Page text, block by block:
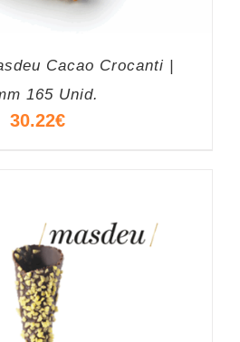
Cacao Crocanti |
165 Unid.
30.22€